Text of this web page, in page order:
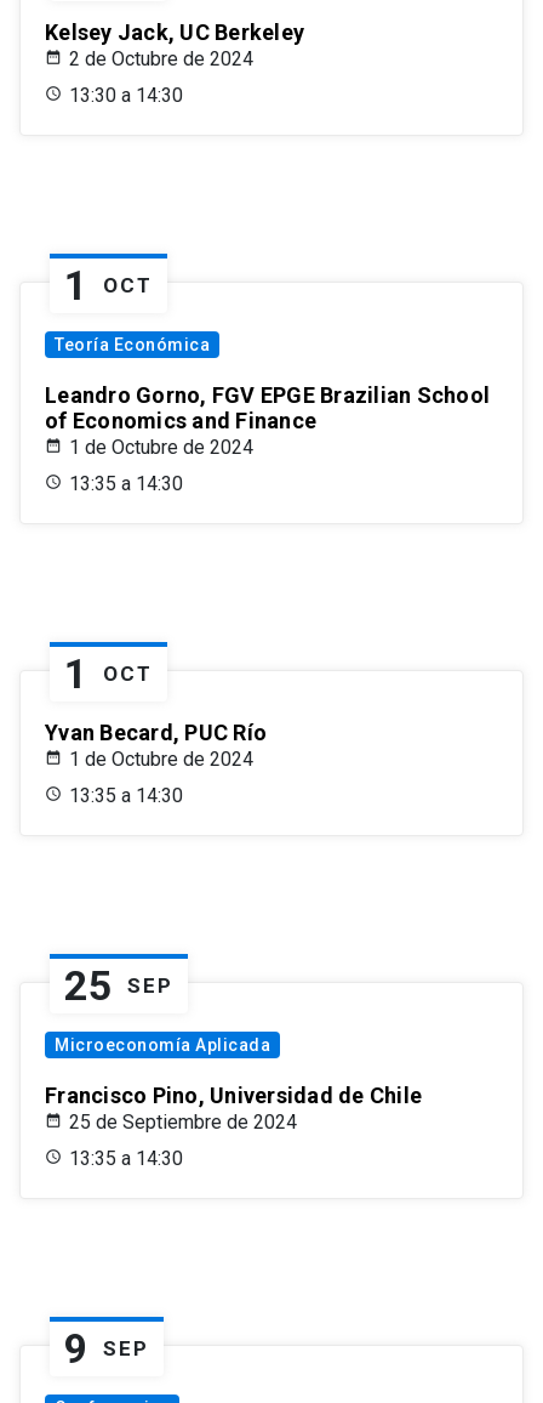
Kelsey Jack, UC Berkeley
2 de Octubre de 2024
13:30 a 14:30
1 OCT
Teoría Económica
Leandro Gorno, FGV EPGE Brazilian School
of Economics and Finance
1 de Octubre de 2024
13:35 a 14:30
1 OCT
Yvan Becard, PUC Río
1 de Octubre de 2024
13:35 a 14:30
25 SEP
Microeconomía Aplicada
Francisco Pino, Universidad de Chile
25 de Septiembre de 2024
13:35 a 14:30
9 SEP